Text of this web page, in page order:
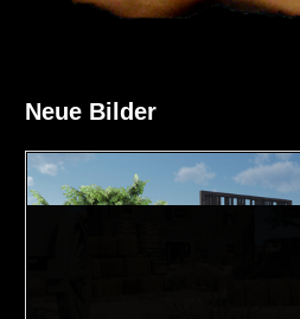
Neue Bilder